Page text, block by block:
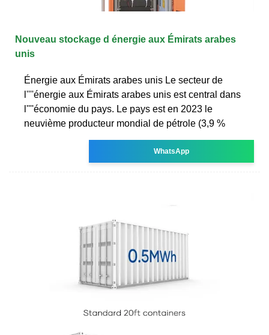
Nouveau stockage d énergie aux Émirats arabes
unis
Énergie aux Émirats arabes unis Le secteur de
l''''énergie aux Émirats arabes unis est central dans
l''''économie du pays. Le pays est en 2023 le
neuvième producteur mondial de pétrole (3,9 %
WhatsApp